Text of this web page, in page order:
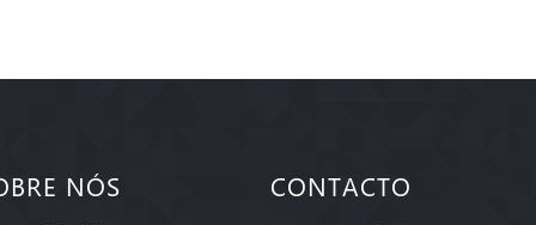
NÓS CONTACTO